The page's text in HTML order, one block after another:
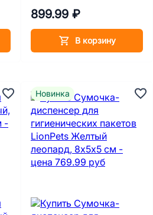
899.99 ₽
В корзину
Новинка